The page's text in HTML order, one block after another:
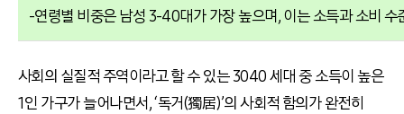
-연령별 비중은 남성 3-40대가 가장 높으며, 이는 소득과 소비 수
사회의 실질적 주역이라고 할 수 있는 3040 세대 중 소득이 높은
1인 가구가 늘어나면서, ‘독거(獨居)’의 사회적 함의가 완전히